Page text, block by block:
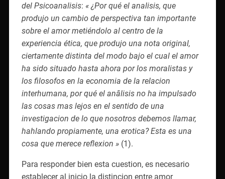
del Psicoanalisis: « ¿Por qué el analisis, que
produjo un cambio de perspectiva tan importante
sobre el amor metiéndolo al centro de la
experiencia ética, que produjo una nota original,
ciertamente distinta del modo bajo el cual el amor
ha sido situado hasta ahora por los moralistas y
los filosofos en la economia de la relacion
interhumana, por qué el anâlisis no ha impulsado
las cosas mas lejos en el sentido de una
investigacion de lo que nosotros debemos lIamar,
hahlando propiamente, una erotica? Esta es una
cosa que merece reflexion » (1).
Para responder bien esta cuestion, es necesario
establecer al inicio la distincion entre amor